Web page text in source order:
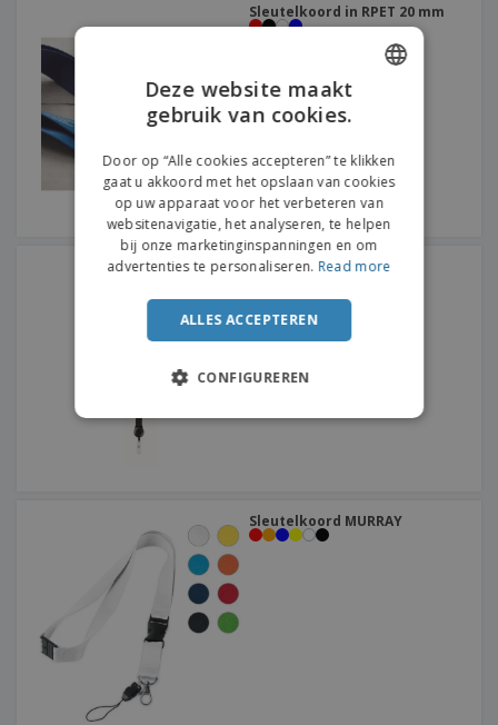
Sleutelkoord in RPET 20 mm
Lanyard intrekbare clip
Sleutelkoord MURRAY
ENGLISH
DUTCH
PORTUGUESE
SPANISH
ITALIAN
Deze website maakt
gebruik van cookies.
Door op “Alle cookies accepteren” te klikken
gaat u akkoord met het opslaan van cookies
op uw apparaat voor het verbeteren van
websitenavigatie, het analyseren, te helpen
bij onze marketinginspanningen en om
advertenties te personaliseren. Read more
ALLES ACCEPTEREN
CONFIGUREREN